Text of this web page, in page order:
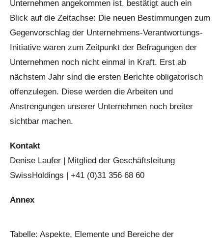
Unternehmen angekommen ist, bestätigt auch ein
Blick auf die Zeitachse: Die neuen Bestimmungen zum
Gegenvorschlag der Unternehmens-Verantwortungs-
Initiative waren zum Zeitpunkt der Befragungen der
Unternehmen noch nicht einmal in Kraft. Erst ab
nächstem Jahr sind die ersten Berichte obligatorisch
offenzulegen. Diese werden die Arbeiten und
Anstrengungen unserer Unternehmen noch breiter
sichtbar machen.
Kontakt
Denise Laufer | Mitglied der Geschäftsleitung
SwissHoldings | +41 (0)31 356 68 60
Annex
Tabelle: Aspekte, Elemente und Bereiche der